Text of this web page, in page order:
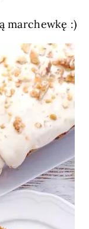
marchewkę :)